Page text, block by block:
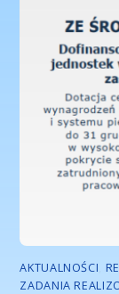
AKTUALNOŚCI
ZADANIA